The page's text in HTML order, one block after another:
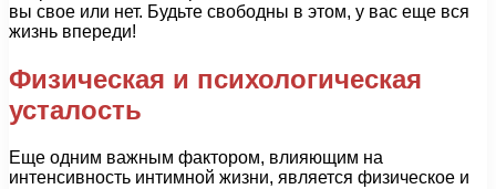
вы свое или нет. Будьте свободны в этом, у вас еще вся
жизнь впереди!
Физическая и психологическая
усталость
Еще одним важным фактором, влияющим на
интенсивность интимной жизни, является физическое и